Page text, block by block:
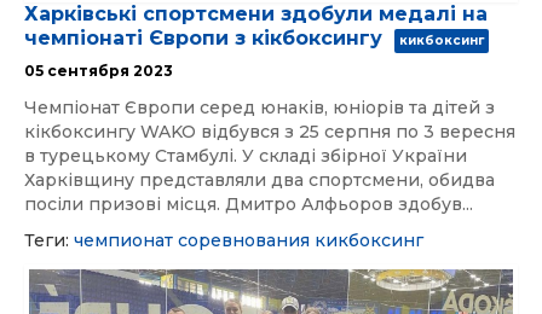
Харківські спортсмени здобули медалі на
чемпіонаті Європи з кікбоксингу
кикбоксинг
05 сентября 2023
Чемпіонат Європи серед юнаків, юніорів та дітей з
кікбоксингу WAKO відбувся з 25 серпня по 3 вересня
в турецькому Стамбулі. У складі збірної України
Харківщину представляли два спортсмени, обидва
посіли призові місця. Дмитро Алфьоров здобув...
Теги: чемпионат соревнования кикбоксинг